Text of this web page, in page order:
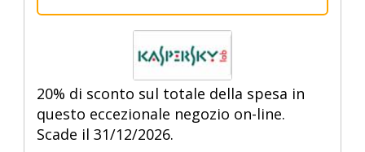
20% di sconto sul totale della spesa in
questo eccezionale negozio on-line.
Scade il 31/12/2026.